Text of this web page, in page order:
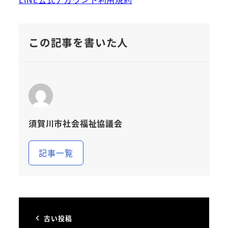
この記事を書いた人
須賀川市社会福祉協議会
記事一覧
古い投稿